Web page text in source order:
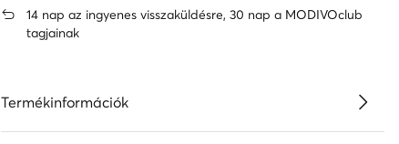
14 nap az ingyenes visszaküldésre, 30 nap a MODIVOclub
tagjainak
Termékinformációk